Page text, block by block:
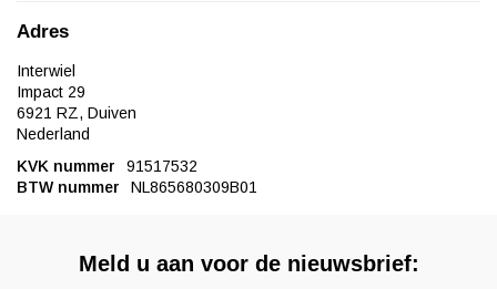
Adres
Interwiel
Impact 29
6921 RZ, Duiven
Nederland
KVK nummer
91517532
BTW nummer
NL865680309B01
Meld u aan voor de nieuwsbrief: